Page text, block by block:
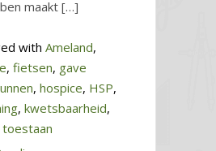
maakt […]
with Ameland,
, fietsen, gave
, hospice, HSP,
, kwetsbaarheid,
toestaan